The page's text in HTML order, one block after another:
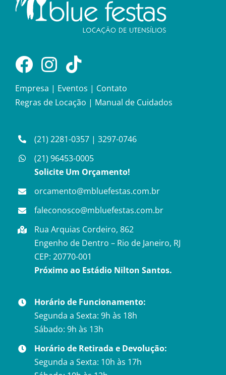
Empresa | Eventos | Contato
Regras de Locação | Manual de Cuidados
(21) 2281-0357 |3297-0746
(21) 96453-0005
Solicite Um Orçamento!
orcamento@mbluefestas.com.br
faleconosco@mbluefestas.com.br
Rua Arquias Cordeiro, 862
Engenho de Dentro – Rio de Janeiro, RJ
CEP: 20770-001
Próximo ao Estádio Nilton Santos.
Horário de Funcionamento:
Segunda a Sexta: 9h às 18h
Sábado: 9h às 13h
Horário de Retirada e Devolução:
Segunda a Sexta: 10h às 17h